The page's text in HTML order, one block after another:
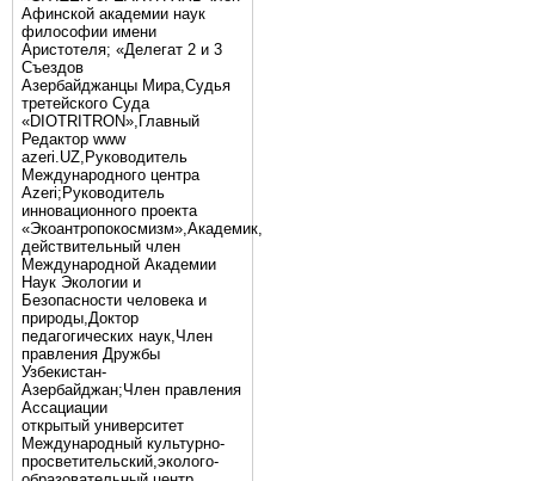
Афинской академии наук
философии имени
Аристотеля; «Делегат 2 и 3
Съездов
Азербайджанцы Мира,Судья
третейского Суда
«DIOTRITRON»,Главный
Редактор www
azeri.UZ,Руководитель
Международного центра
Аzeri;Руководитель
инновационного проекта
«Экоантропокосмизм»,Академик,
действительный член
Международной Академии
Наук Экологии и
Безопасности человека и
природы,Доктор
педагогических наук,Член
правления Дружбы
Узбекистан-
Азербайджан;Член правления
Ассациации
открытый университет
Международный культурно-
просветительский,эколого-